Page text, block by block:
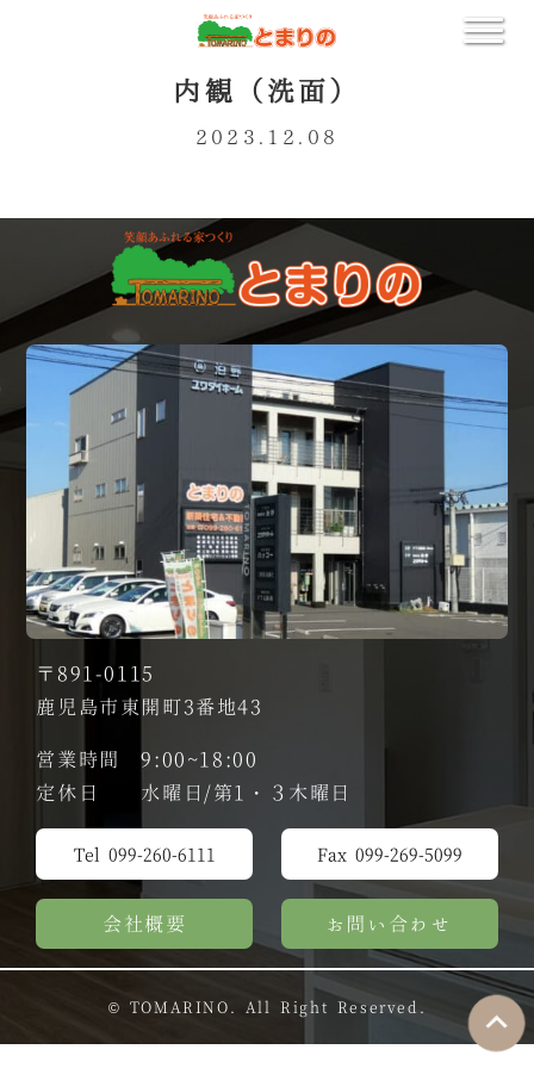
内観（洗面）
2023.12.08
〒891-0115
鹿児島市東開町3番地43
営業時間 9:00~18:00
定休日 水曜日/第1・３木曜日
Tel 099-260-6111 Fax 099-269-5099
会社概要 お問い合わせ
© TOMARINO. All Right Reserved.